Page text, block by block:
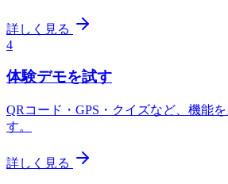
詳しく見る
4
体験デモを試す
QRコード・GPS・クイズなど、機能
す。
詳しく見る